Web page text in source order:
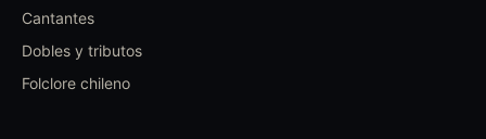
Cantantes
Dobles y tributos
Folclore chileno